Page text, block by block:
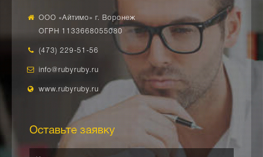
ООО «Айтимо» г. Воронеж
ОГРН 1133668055080
(473) 229-51-56
info@rubyruby.ru
www.rubyruby.ru
Оставьте заявку